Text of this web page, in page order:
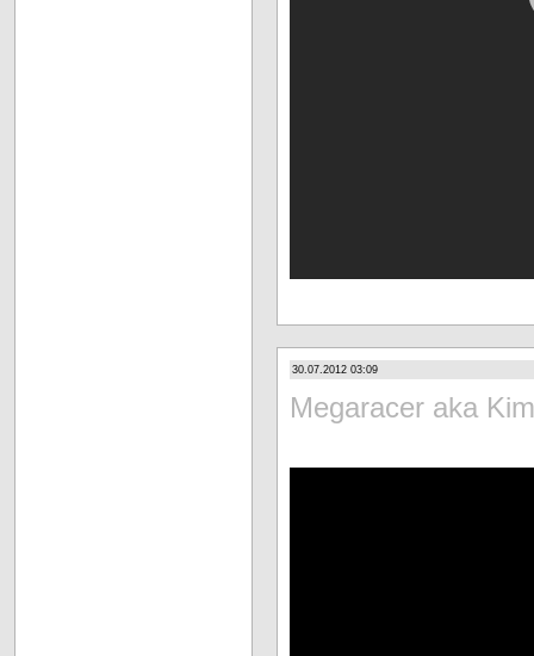
30.07.2012 03:09
Megaracer aka